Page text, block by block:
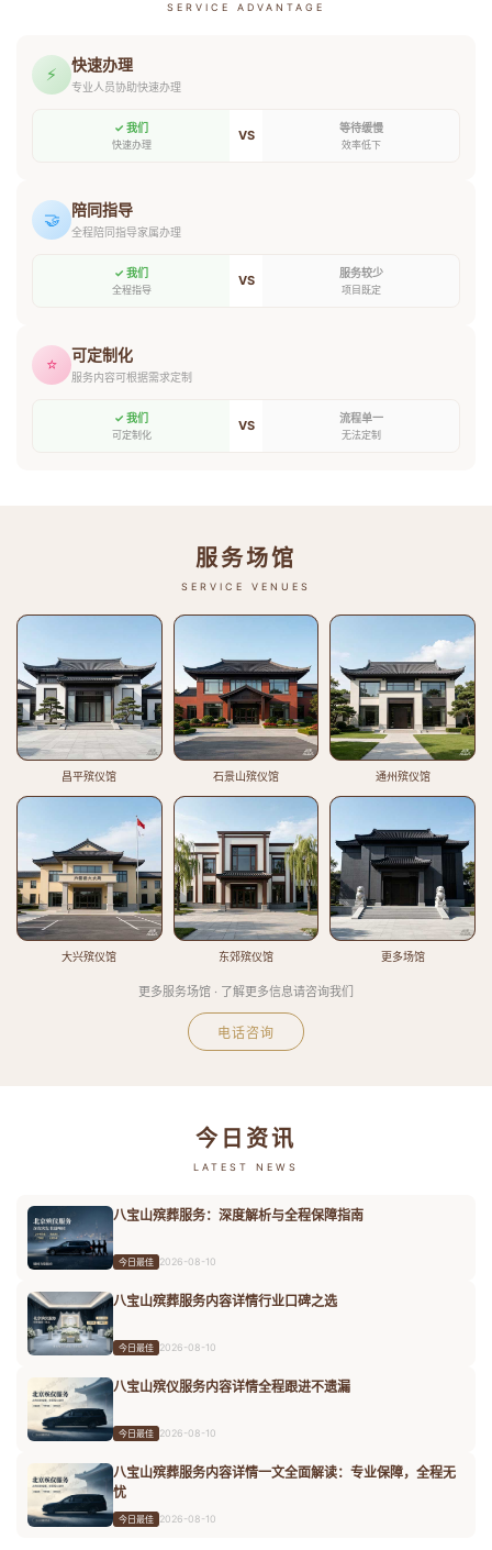
SERVICE ADVANTAGE
⚡ 快速办理
专业人员协助快速办理
✓ 我们
快速办理
VS 等待缓慢
效率低下
🤝 陪同指导
全程陪同指导家属办理
✓ 我们
全程指导
VS 服务较少
项目既定
⭐ 可定制化
服务内容可根据需求定制
✓ 我们
可定制化
VS 流程单一
无法定制
服务场馆
SERVICE VENUES
昌平殡仪馆 石景山殡仪馆 通州殡仪馆
大兴殡仪馆 东郊殡仪馆 更多场馆
更多服务场馆 · 了解更多信息请咨询我们
电话咨询
今日资讯
LATEST NEWS
八宝山殡葬服务：深度解析与全程保障指南
今日最佳 2026-08-10
八宝山殡葬服务内容详情行业口碑之选
今日最佳 2026-08-10
八宝山殡仪服务内容详情全程跟进不遗漏
今日最佳 2026-08-10
八宝山殡葬服务内容详情一文全面解读：专业保障，全程无
忧
今日最佳 2026-08-10